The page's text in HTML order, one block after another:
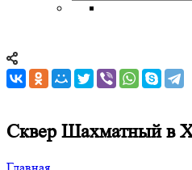
Сквер Шахматный в